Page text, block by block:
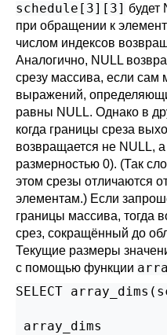
schedule[3][3]
при обращении к
числом индексов
Аналогично, NULL
срезу массива, если сам
выражений,
равны NULL. Однако в
когда границы среза
возвращается не NULL,
размерностью 0). (Так
этом срезы отличаются
элементам.) Если
границы массива, тогда
срез, сокращённый до
Текущие размеры
с помощью функции
SELECT
array_dims